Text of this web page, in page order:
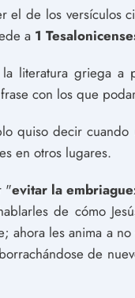
el de los
a 1
literatura griega
con los que
quiso decir
en otros lugares.
"evitar la
de cómo
les anima a
de